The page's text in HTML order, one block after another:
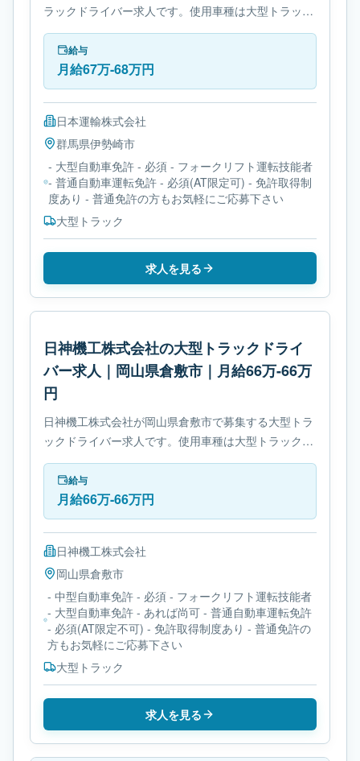
ラックドライバー求人です。使用車種は大型トラック
です。勤務時間は- 変形労働時間制です。必要免許は-
大型自動車免許です。
給与
月給67万-68万円
日本運輸株式会社
群馬県伊勢崎市
- 大型自動車免許 - 必須 - フォークリフト運転技能者
- 普通自動車運転免許 - 必須(AT限定可) - 免許取得制
度あり - 普通免許の方もお気軽にご応募下さい
大型トラック
求人を見る
日神機工株式会社の大型トラックドライ
バー求人｜岡山県倉敷市｜月給66万-66万
円
日神機工株式会社が岡山県倉敷市で募集する大型トラ
ックドライバー求人です。使用車種は大型トラックで
す。勤務時間は- 休憩時間: 60分です。必要免許は- 中
型自動車免許です。
給与
月給66万-66万円
日神機工株式会社
岡山県倉敷市
- 中型自動車免許 - 必須 - フォークリフト運転技能者
- 大型自動車免許 - あれば尚可 - 普通自動車運転免許
- 必須(AT限定不可) - 免許取得制度あり - 普通免許の
方もお気軽にご応募下さい
大型トラック
求人を見る